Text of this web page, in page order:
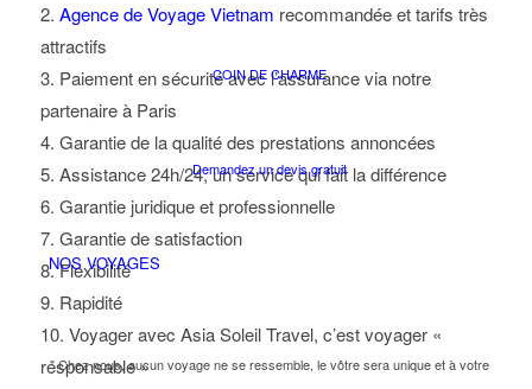
COIN DE CHARME
Demandez un devis gratuit
NOS VOYAGES
" Chez nous, aucun voyage ne se ressemble, le vôtre sera unique et à votre
2. Agence de Voyage Vietnam recommandée et tarifs très
attractifs
3. Paiement en sécurité avec l’assurance via notre
partenaire à Paris
4. Garantie de la qualité des prestations annoncées
5. Assistance 24h/24, un service qui fait la différence
6. Garantie juridique et professionnelle
7. Garantie de satisfaction
8. Flexibilité
9. Rapidité
10. Voyager avec Asia Soleil Travel, c’est voyager «
responsable »